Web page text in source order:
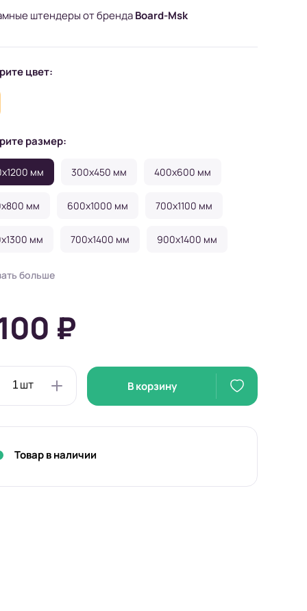
штендеры от брендаBoard-Msk
цвет:
размер:
мм 300x450 мм 400x600 мм
мм 600x1000 мм 700x1100 мм
мм 700x1400 мм 900x1400 мм
мм
больше
₽
В корзину
Товар в наличии